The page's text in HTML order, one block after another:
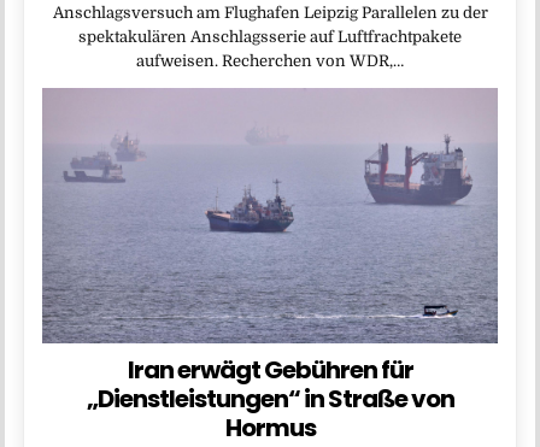
Anschlagsversuch am Flughafen Leipzig Parallelen zu der
spektakulären Anschlagsserie auf Luftfrachtpakete
aufweisen. Recherchen von WDR,…
Iran erwägt Gebühren für
„Dienstleistungen“ in Straße von
Hormus